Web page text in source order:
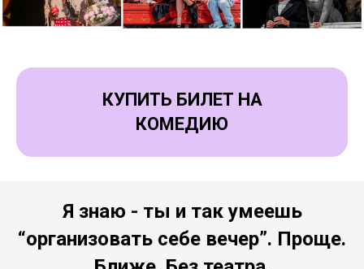
КУПИТЬ БИЛЕТ НА
КОМЕДИЮ
Я знаю - ты и так умеешь
“организовать себе вечер”. Проще.